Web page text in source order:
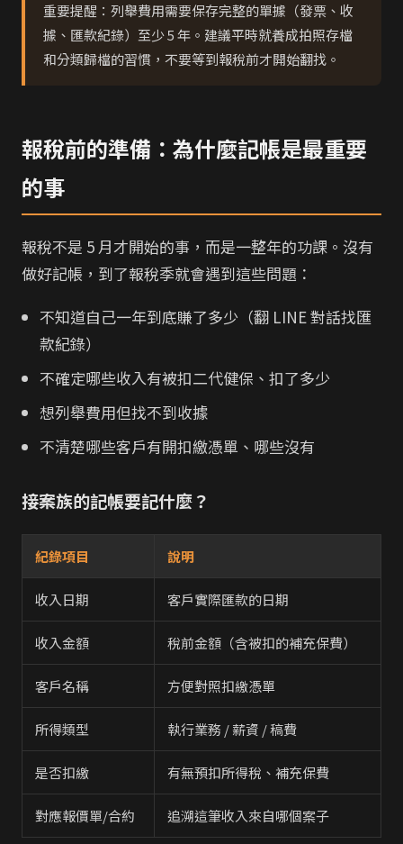
重要提醒：列舉費用需要保存完整的單據（發票、收
據、匯款紀錄）至少 5 年。建議平時就養成拍照存檔
和分類歸檔的習慣，不要等到報稅前才開始翻找。
報稅前的準備：為什麼記帳是最重要
的事
報稅不是 5 月才開始的事，而是一整年的功課。沒有
做好記帳，到了報稅季就會遇到這些問題：
不知道自己一年到底賺了多少（翻 LINE 對話找匯
款紀錄）
不確定哪些收入有被扣二代健保、扣了多少
想列舉費用但找不到收據
不清楚哪些客戶有開扣繳憑單、哪些沒有
接案族的記帳要記什麼？
紀錄項目 說明
收入日期 客戶實際匯款的日期
收入金額 稅前金額（含被扣的補充保費）
客戶名稱 方便對照扣繳憑單
所得類型 執行業務 / 薪資 / 稿費
是否扣繳 有無預扣所得稅、補充保費
對應報價單/合約 追溯這筆收入來自哪個案子